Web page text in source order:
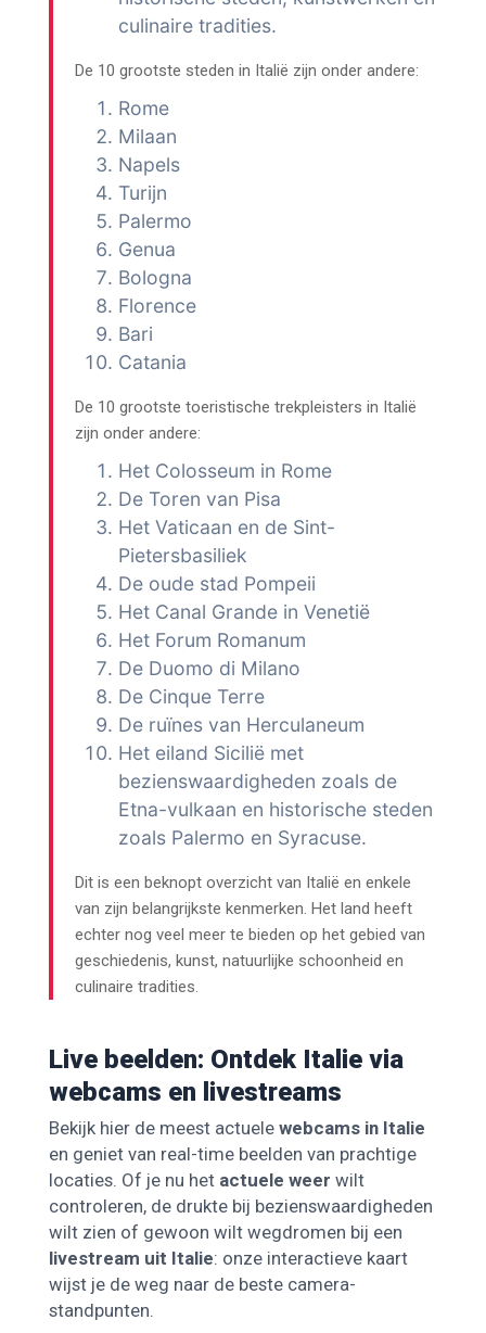
culinaire tradities.
De 10 grootste steden in Italië zijn onder andere:
Rome
Milaan
Napels
Turijn
Palermo
Genua
Bologna
Florence
Bari
Catania
De 10 grootste toeristische trekpleisters in Italië
zijn onder andere:
Het Colosseum in Rome
De Toren van Pisa
Het Vaticaan en de Sint-
Pietersbasiliek
De oude stad Pompeii
Het Canal Grande in Venetië
Het Forum Romanum
De Duomo di Milano
De Cinque Terre
De ruïnes van Herculaneum
Het eiland Sicilië met
bezienswaardigheden zoals de
Etna-vulkaan en historische steden
zoals Palermo en Syracuse.
Dit is een beknopt overzicht van Italië en enkele
van zijn belangrijkste kenmerken. Het land heeft
echter nog veel meer te bieden op het gebied van
geschiedenis, kunst, natuurlijke schoonheid en
culinaire tradities.
Live beelden: Ontdek Italie via
webcams en livestreams
Bekijk hier de meest actuele webcams in Italie
en geniet van real-time beelden van prachtige
locaties. Of je nu het actuele weer wilt
controleren, de drukte bij bezienswaardigheden
wilt zien of gewoon wilt wegdromen bij een
livestream uit Italie: onze interactieve kaart
wijst je de weg naar de beste camera-
standpunten.